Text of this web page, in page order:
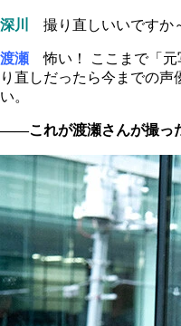
深川 撮り直しいいですか
渡瀬 怖い！ ここまで「元
り直しだったら今までの
い。
――これが渡瀬さんが撮っ